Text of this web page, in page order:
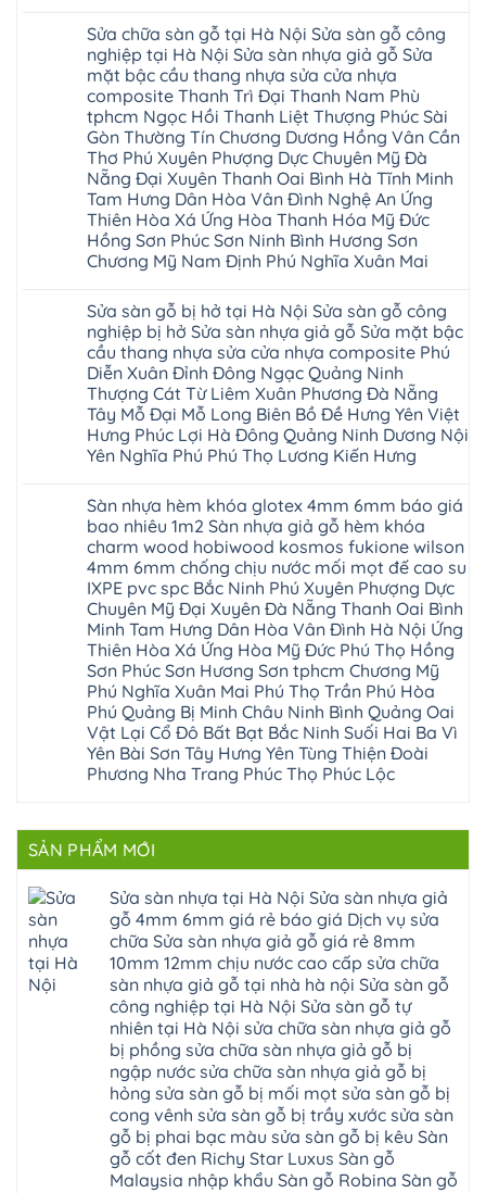
Thanh
Xuân
Kim
Động
Văn
Giang
Cầu
Giấy
Văn
Lâm
tphcm
Khoái
Châu
Trì
Thanh
Xuân
Đoan
Hùng
Thanh
Ba
Cầu
Giấy
Hạ
Hòa
Cẩm
Khê
Tây
Hồ
Yên
Lập
Thanh
Ninh
hưng
yên
Lâm
Thao
Tam
Nông
hải
phòng
Thanh
Thủy
Tân
Hoài
Đức
Bình
Dương
Thủ
Đức
Thanh
Xuân
Thái
Nguyên
Phú
Thọ
Bắc
Giang
Long
Biên
Hải
Dương
Bắc
Ninh
Gia
Lâm
Hà
Nam
Hà
Nội
Hưng
Yên
Đông
Anh
Nam
Định
Sóc
Sơn
Ninh
Bình
Thái
Bình
Vĩnh
Phúc
Tây
Hồ
Thanh
Hóa
Đống
Đa
Nghệ
An
nhựa
giả
gỗ
cong
vênh
Sửa
mặt
bậc
cầu
thang
nhựa
sửa
cửa
nhựa
composite
hoài
đức
đan
thanh
oai
ứng
hòa
long
biên
sài
gòn
đông
anh
sóc
sơn
đà
nẵng
thanh
xuân
cầu
giấy
hoành
bồ
hạ
long
ninh
giang
hoàng
mai
quảng
ninh
tây
hồ
sơn
tây
thất
mê
linh
thanh
quốc
đông
phòng
xuyên
đống
giang
bình
luận
ở
Sửa
chữa
sàn
gỗ
bị
phồng
tại
Hà
Nội
Sửa
sàn
gỗ
công
nghiệp
Nội
Sửa
sàn
nhựa
giả
gỗ
Sửa
mặt
bậc
cầu
thang
nhựa
nhựa
composite
Phúc
Thọ
Phúc
Lộc
Hát
Môn
Sài
Gòn
Thạch
Thất
Hạ
Bằng
Tây
Phương
tphcm
Hòa
Lạc
Yên
Xuân
Đạo
Đà
Nẵng
Đồng
Dương
Đồng
Khánh
Phượng
Sửa chữa sàn gỗ tại Hà Nội Sửa sàn gỗ công
nghiệp tại Hà Nội Sửa sàn nhựa giả gỗ Sửa
mặt bậc cầu thang nhựa sửa cửa nhựa
composite Thanh Trì Đại Thanh Nam Phù
tphcm Ngọc Hồi Thanh Liệt Thượng Phúc Sài
Gòn Thường Tín Chương Dương Hồng Vân Cần
Thơ Phú Xuyên Phượng Dực Chuyên Mỹ Đà
Nẵng Đại Xuyên Thanh Oai Bình Hà Tĩnh Minh
Tam Hưng Dân Hòa Vân Đình Nghệ An Ứng
Thiên Hòa Xá Ứng Hòa Thanh Hóa Mỹ Đức
Hồng Sơn Phúc Sơn Ninh Bình Hương Sơn
Chương Mỹ Nam Định Phú Nghĩa Xuân Mai
bình
luận
ở
Sửa
chữa
sàn
gỗ
tại
Hà
Nội
Sửa
sàn
nghiệp
tại
Hà
Nội
Sửa
sàn
nhựa
giả
gỗ
Sửa
mặt
bậc
cầu
thang
nhựa
sửa
cửa
nhựa
composite
Thanh
Nam
Phù
Thanh
Thượng
Phúc
Thường
Chương
Dương
Hồng
Xuyên
Phượng
Chuyên
Sửa sàn gỗ bị hở tại Hà Nội Sửa sàn gỗ công
nghiệp bị hở Sửa sàn nhựa giả gỗ Sửa mặt bậc
cầu thang nhựa sửa cửa nhựa composite Phú
Diễn Xuân Đỉnh Đông Ngạc Quảng Ninh
Thượng Cát Từ Liêm Xuân Phương Đà Nẵng
Tây Mỗ Đại Mỗ Long Biên Bồ Đề Hưng Yên Việt
Hưng Phúc Lợi Hà Đông Quảng Ninh Dương Nội
Yên Nghĩa Phú Phú Thọ Lương Kiến Hưng
bình
luận
ở
Sửa
sàn
gỗ
bị
hở
tại
Hà
Nội
Sửa
sàn
gỗ
công
nghiệp
bị
hở
Sửa
sàn
Sửa
mặt
bậc
cầu
nhựa
nhựa
composite
Xuân
Đông
Ngạc
Quảng
Thượng
Xuân
Phương
Nẵng
Sàn nhựa hèm khóa glotex 4mm 6mm báo giá
bao nhiêu 1m2 Sàn nhựa giả gỗ hèm khóa
charm wood hobiwood kosmos fukione wilson
4mm 6mm chống chịu nước mối mọt đế cao su
IXPE pvc spc Bắc Ninh Phú Xuyên Phượng Dực
Chuyên Mỹ Đại Xuyên Đà Nẵng Thanh Oai Bình
Minh Tam Hưng Dân Hòa Vân Đình Hà Nội Ứng
Thiên Hòa Xá Ứng Hòa Mỹ Đức Phú Thọ Hồng
Sơn Phúc Sơn Hương Sơn tphcm Chương Mỹ
Phú Nghĩa Xuân Mai Phú Thọ Trần Phú Hòa
Phú Quảng Bị Minh Châu Ninh Bình Quảng Oai
Vật Lại Cổ Đô Bất Bạt Bắc Ninh Suối Hai Ba Vì
Yên Bài Sơn Tây Hưng Yên Tùng Thiện Đoài
Phương Nha Trang Phúc Thọ Phúc Lộc
luận
ở
Sàn
khóa
glotex
4mm
6mm
nhiêu
nhựa
charm
wood
hobiwood
kosmos
fukione
SẢN PHẨM MỚI
Sửa sàn nhựa tại Hà Nội Sửa sàn nhựa giả
gỗ 4mm 6mm giá rẻ báo giá Dịch vụ sửa
chữa Sửa sàn nhựa giả gỗ giá rẻ 8mm
10mm 12mm chịu nước cao cấp sửa chữa
sàn nhựa giả gỗ tại nhà hà nội Sửa sàn gỗ
công nghiệp tại Hà Nội Sửa sàn gỗ tự
nhiên tại Hà Nội sửa chữa sàn nhựa giả gỗ
bị phồng sửa chữa sàn nhựa giả gỗ bị
ngập nước sửa chữa sàn nhựa giả gỗ bị
hỏng sửa sàn gỗ bị mối mọt sửa sàn gỗ bị
cong vênh sửa sàn gỗ bị trầy xước sửa sàn
gỗ bị phai bạc màu sửa sàn gỗ bị kêu Sàn
gỗ cốt đen Richy Star Luxus Sàn gỗ
Malaysia nhập khẩu Sàn gỗ Robina Sàn gỗ